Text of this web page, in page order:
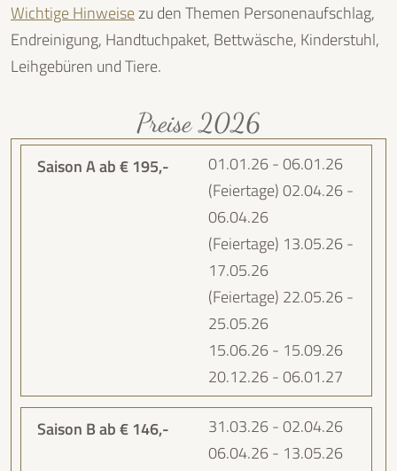
Wichtige Hinweisezu den Themen Personenaufschlag,
Endreinigung, Handtuchpaket, Bettwäsche, Kinderstuhl,
Leihgebüren und Tiere.
Preise 2026
01.01.26 - 06.01.26
(Feiertage) 02.04.26 -
06.04.26
(Feiertage) 13.05.26 -
17.05.26
(Feiertage) 22.05.26 -
25.05.26
15.06.26 - 15.09.26
20.12.26 - 06.01.27
31.03.26 - 02.04.26
06.04.26 - 13.05.26